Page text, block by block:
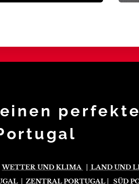
WETTER UND KLIMA LAND UND
ZENTRAL PORTUGAL SÜD